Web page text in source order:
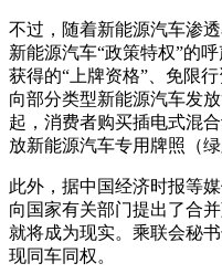
不过，随着新能源汽车渗
新能源汽车“政策特权”的
获得的“上牌资格”、免限
向部分类型新能源汽车发
起，消费者购买插电式混
放新能源汽车专用牌照（绿
此外，据中国经济时报等
向国家有关部门提出了合
就将成为现实。乘联会秘
现同车同权。